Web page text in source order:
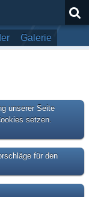
Galerie
unserer Seite
setzen.
für den